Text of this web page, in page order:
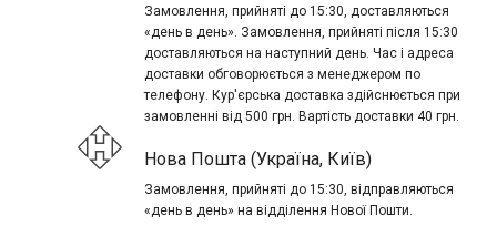
Замовлення, прийняті до 15:30, доставляються
«день в день». Замовлення, прийняті після 15:30
доставляються на наступний день. Час і адреса
доставки обговорюється з менеджером по
телефону. Кур'єрська доставка здійснюється при
замовленні від 500 грн. Вартість доставки 40 грн.
Нова Пошта (Україна, Київ)
Замовлення, прийняті до 15:30, відправляються
«день в день» на відділення Нової Пошти.